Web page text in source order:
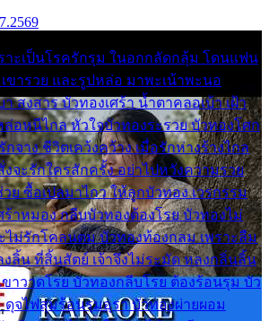
าะเป็นโรครักรุม ในอกกลัดกลุ้ม โดนแฟน
ขารวย และรูปหล่อ มาพะเน้าพะนอ
า สงสาร บัวทองเศร้า น้ำตาคลอเบ้า เฝ้า
อหนีไกล หัวใจบัวทองระรวย บัวทองโศก
กจาง ชีวิตเคว้งคว้าง เมื่อรักห่างร้างไกล
จะรักใครสักครั้ง อย่าไปหวังความรวย
ย ซื้อเปลมาไกว ให้ลูกบัวทอง เวรกรรม
ร้าหมอง กลีบบัวทองต้องโรย บัวทองไม่
ไม่รักโคลนตม บัวทองท้องกลม เพราะลืม
ลิ้น ที่สิ้นสัตย์ เจ้าจึงไม่ระมัด หลงกลิ่นลิ้น
าวาดโรย บัวทองกลีบโรย ต้องร้อนรุม บัว
จไฟสุมร้อนรุมอุรา บัวทองผ่ายผอม